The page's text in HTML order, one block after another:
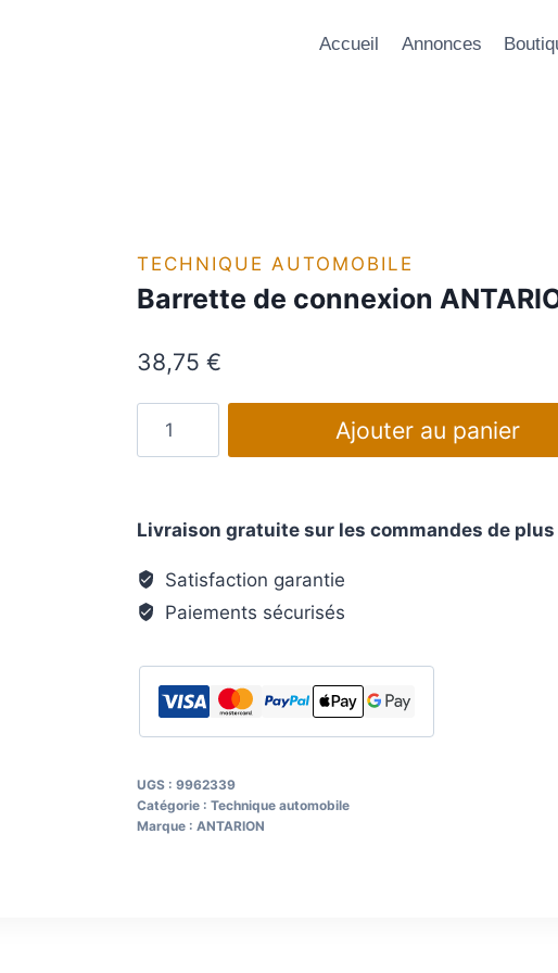
Accueil Annonces
TECHNIQUE AUTOMOBILE
Barrette de connexion
38,75 €
connexion
Ajouter au panier
Livraison gratuite sur les commandes de
Satisfaction garantie
Paiements sécurisés
UGS : 9962339
Catégorie : Technique automobile
Marque : ANTARION